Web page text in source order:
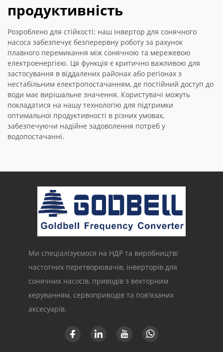
продуктивність
Розроблено для стійкості: наш інвертор для сонячного
насоса забезпечує безперервну роботу за рахунок
плавного перемикання між сонячною та мережевою
електроенергією. Ця функція є критично важливою для
застосування в віддалених районах або регіонах з
нестабільним електропостачанням, де постійний доступ до
води має вирішальне значення. Користувачі можуть
покладатися на нашу технологію для підтримки
оптимальної продуктивності в різних умовах,
забезпечуючи надійне задоволення потреб у
водопостачанні.
Ми спеціалізуємося на НДР та виробництві
частотних перетворювачів, інверторів для
сонячних насосів, приводів з векторним
керуванням, сервоприводів та пов'язаних
аксесуарів.